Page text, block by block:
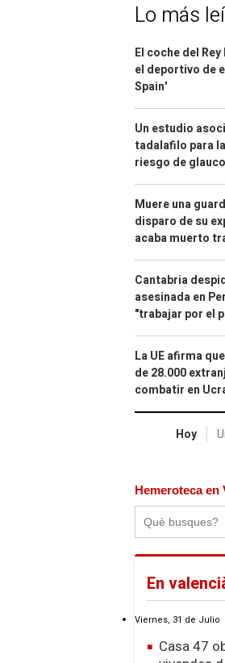
Lo más
El coche del
el deportivo de
Spain'
Un estudio
tadalafilo para
riesgo de
Muere una
disparo de su
acaba muerto
Cantabria
asesinada en
"trabajar por el
La UE afirma
de 28.000
combatir en
Hoy
Hemeroteca en
En
Viernes, 31 de Julio
Casa 47